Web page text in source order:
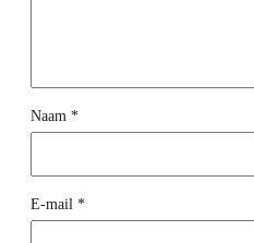
Naam *
E-mail *